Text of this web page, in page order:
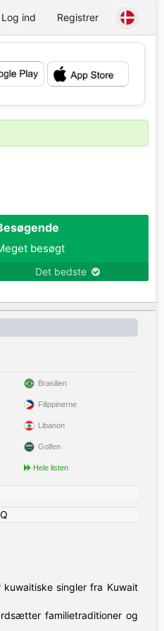
Log ind Registrer
💕
besøgt
Det bedste
Brasilien
Filippinerne
Libanon
Golfen
Hele listen
singler fra Kuwait
familietraditioner og